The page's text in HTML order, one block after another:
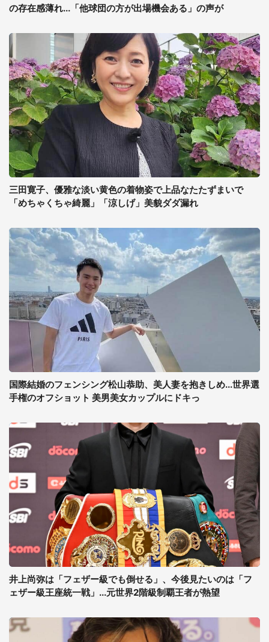
の存在感薄れ...「他球団の方が出場機会ある」の声が
三田寛子、優雅な淡い黄色の着物姿で上品なたたずまいで
「めちゃくちゃ綺麗」「涼しげ」美貌ダダ漏れ
国際結婚のフェンシング松山恭助、美人妻を抱きしめ...世界選
手権のオフショット 美男美女カップルにドキっ
井上尚弥は「フェザー級でも倒せる」、今後見たいのは「フ
ェザー級王座統一戦」...元世界2階級制覇王者が熱望